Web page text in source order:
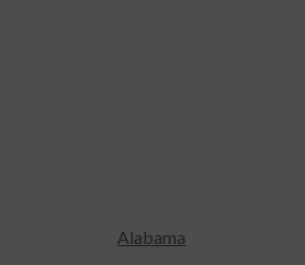
Alabama